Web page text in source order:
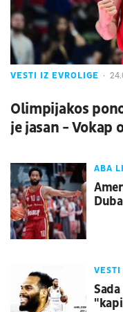
VESTI IZ EVROLIGE
Olimpijakos
je jasan - Vokap
ABA
VESTI